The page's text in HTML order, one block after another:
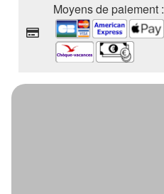
Moyens de paiement :